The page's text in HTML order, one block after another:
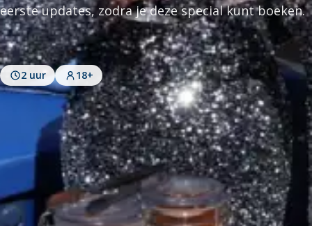
eerste updates, zodra je deze special kunt boeken.
2 uur 18+